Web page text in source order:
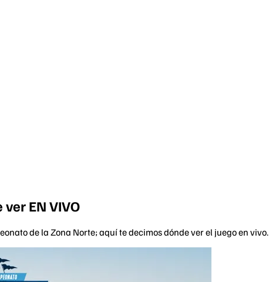
EN VIVO
de la Zona Norte; aquí te decimos dónde ver el juego en vivo.